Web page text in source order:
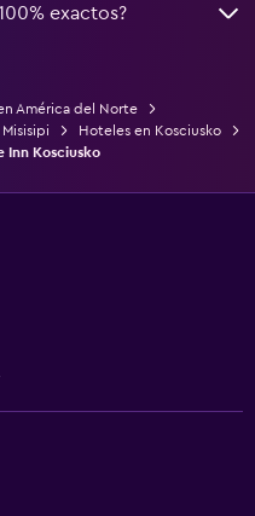
exactos?
América del Norte
Hoteles en Kosciusko
Inn Kosciusko